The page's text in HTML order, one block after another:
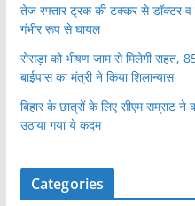
तेज रफ्तार ट्रक की टक्कर से डॉक्टर व
गंभीर रूप से घायल
रोसड़ा को भीषण जाम से मिलेगी
बाईपास का मंत्री ने किया शिलान्यास
बिहार के छात्रों के लिए सीएम सम्राट ने
उठाया गया ये कदम
Categories